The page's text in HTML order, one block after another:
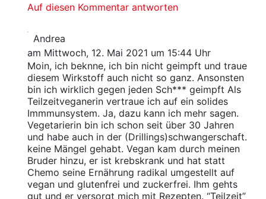
Auf diesen Kommentar antworten
Andrea
am Mittwoch, 12. Mai 2021 um 15:44 Uhr
Moin, ich beknne, ich bin nicht geimpft und traue
diesem Wirkstoff auch nicht so ganz. Ansonsten
bin ich wirklich gegen jeden Sch*** geimpft Als
Teilzeitveganerin vertraue ich auf ein solides
Immmunsystem. Ja, dazu kann ich mehr sagen.
Vegetarierin bin ich schon seit über 30 Jahren
und habe auch in der (Drillings)schwangerschaft.
keine Mängel gehabt. Vegan kam durch meinen
Bruder hinzu, er ist krebskrank und hat statt
Chemo seine Ernährung radikal umgestellt auf
vegan und glutenfrei und zuckerfrei. Ihm gehts
gut und er versorgt mich mit Rezepten. “Teilzeit”